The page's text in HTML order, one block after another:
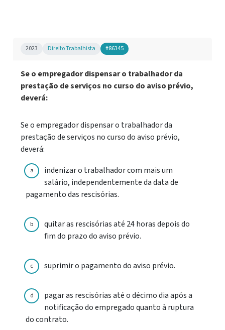
2023 Direito Trabalhista #86345
Se o empregador dispensar o trabalhador da
prestação de serviços no curso do aviso prévio,
deverá:
Se o empregador dispensar o trabalhador da
prestação de serviços no curso do aviso prévio,
deverá:
a
indenizar o trabalhador com mais um
salário, independentemente da data de
pagamento das rescisórias.
b
quitar as rescisórias até 24 horas depois do
fim do prazo do aviso prévio.
c suprimir o pagamento do aviso prévio.
d
pagar as rescisórias até o décimo dia após a
notificação do empregado quanto à ruptura
do contrato.